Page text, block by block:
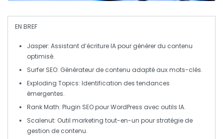
EN BREF
Jasper: Assistant d’écriture IA pour générer du contenu
optimisé.
Surfer SEO: Générateur de contenu adapté auxmots-clés.
Exploding Topics: Identification des tendances
émergentes.
Rank Math: Plugin SEO pour WordPress avec outils IA.
Scalenut: Outil marketing tout-en-un pour stratégie de
gestion de contenu.